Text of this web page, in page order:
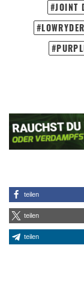
JOINT
LOWRYDER
teilen
teilen
teilen